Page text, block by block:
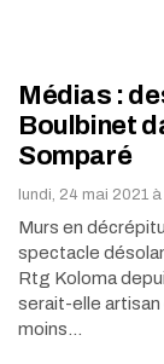
Médias :
Boulbinet
Somparé
lundi, 24 mai 2021 à
Murs en
spectacle
Rtg Koloma
serait-elle artisan
moins…